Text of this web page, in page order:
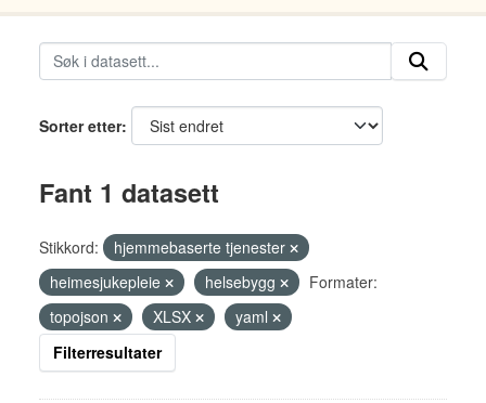
Sorter etter
Fant 1 datasett
Stikkord:
hjemmebaserte tjenester
heimesjukepleie
helsebygg
Formater:
topojson
XLSX
yaml
Filterresultater